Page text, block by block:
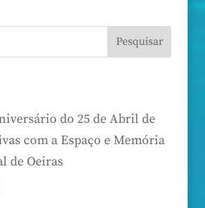
do 25 de Abril de
com a Espaço e Memória
de Oeiras